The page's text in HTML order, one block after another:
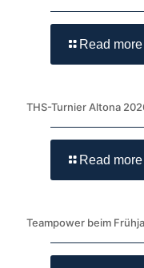
Read more
THS-Turnier Altona
Read more
Teampower beim